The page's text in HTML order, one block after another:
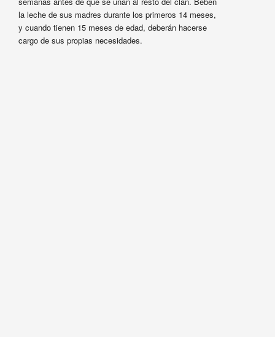
la leche de sus madres durante los primeros 14 meses,
y cuando tienen 15 meses de edad, deberán hacerse
cargo de sus propias necesidades.